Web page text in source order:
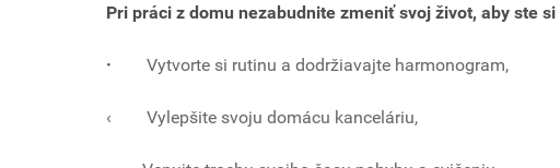
Pri práci z domu nezabudnite zmeniť svoj život, aby ste
· Vytvorte si rutinu a dodržiavajte harmonogram,
‹ Vylepšite svoju domácu kanceláriu,